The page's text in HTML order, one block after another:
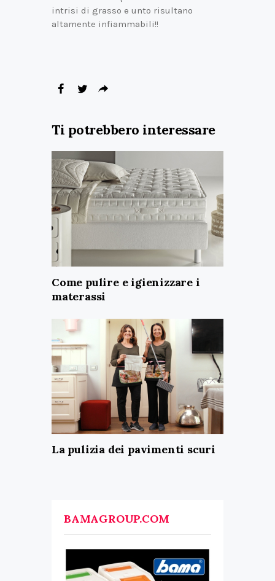
intrisi di grasso e unto risultano
altamente infiammabili!!
Ti potrebbero interessare
Come pulire e igienizzare i
materassi
La pulizia dei pavimenti scuri
BAMAGROUP.COM